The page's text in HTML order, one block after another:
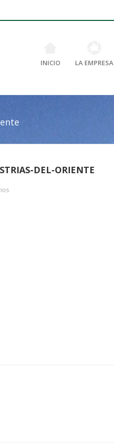
INICIO LA EMPRESA
DEL-ORIENTE